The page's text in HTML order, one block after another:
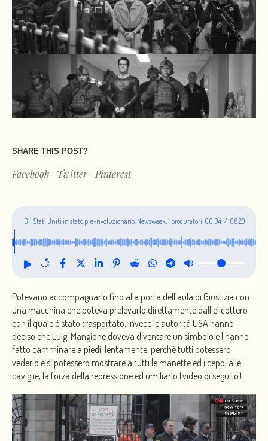
SHARE THIS POST?
Facebook Twitter Pinterest
Gli Stati Uniti in stato pre-rivoluzionario. Newsweek: i procuratori
del caso Mangione hanno paura delle giurie
00:06 / 06:29
Potevano accompagnarlo fino alla porta dell’aula di Giustizia con
una macchina che poteva prelevarlo direttamente dall’elicottero
con il quale è stato trasportato, invece le autorità USA hanno
deciso che Luigi Mangione doveva diventare un simbolo e l’hanno
fatto camminare a piedi, lentamente, perché tutti potessero
vederlo e si potessero mostrare a tutti le manette ed i ceppi alle
caviglie, la forza della repressione ed umiliarlo (video di seguito).